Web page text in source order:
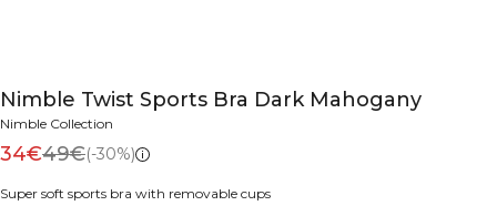
Nimble Twist Sports Bra Dark Mahogany
Nimble Collection
34€49€(-30%)
Super soft sports bra with removable cups